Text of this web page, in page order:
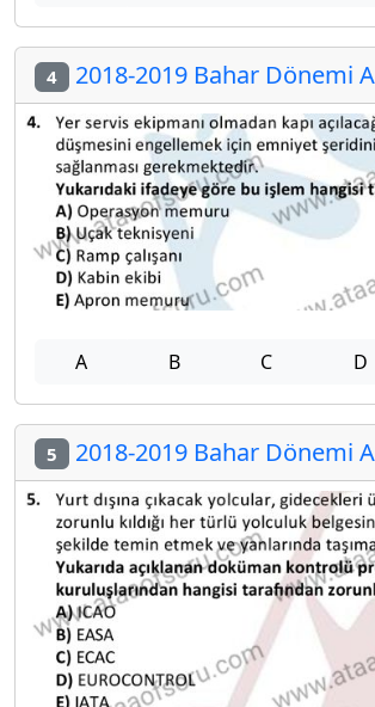
4 2018-2019 Bahar Dönemi
A B C D
5 2018-2019 Bahar Dönemi